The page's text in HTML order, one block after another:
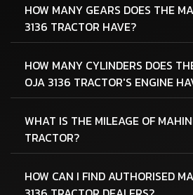
HOW MANY GEARS DOES THE
3136 TRACTOR HAVE?
HOW MANY CYLINDERS DOES
OJA 3136 TRACTOR'S ENGINE
WHAT IS THE MILEAGE OF
TRACTOR?
HOW CAN I FIND AUTHORISED